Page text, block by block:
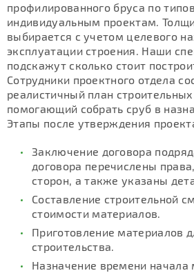
профилированного бруса по
индивидуальным проектам.
выбирается с учетом целевого
эксплуатации строения. Наши
подскажут сколько стоит
Сотрудники проектного отдела
реалистичный план
помогающий собрать сруб в
Этапы после утверждения
Заключение договора
договора перечислены
сторон, а также указаны
Составление строительной
стоимости материалов.
Приготовление материалов
строительства.
Назначение времени